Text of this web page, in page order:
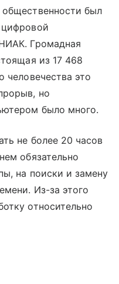
был
Громадная
из 17 468
человечества это
но
было много.
не более 20 часов
обязательно
на поиски и замену
Из-за этого
относительно